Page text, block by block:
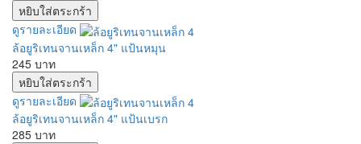
ดูรายละเอียด
ล้อยูริเทนจานเหล็ก 4" แป้นหมุน
245 บาท
ดูรายละเอียด
ล้อยูริเทนจานเหล็ก 4" แป้นเบรก
285 บาท